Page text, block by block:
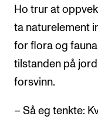
Utvalg og komitéer
Ho trur at
ta naturelement
for flora og
tilstanden på
forsvinn.
– Så eg tenkte: